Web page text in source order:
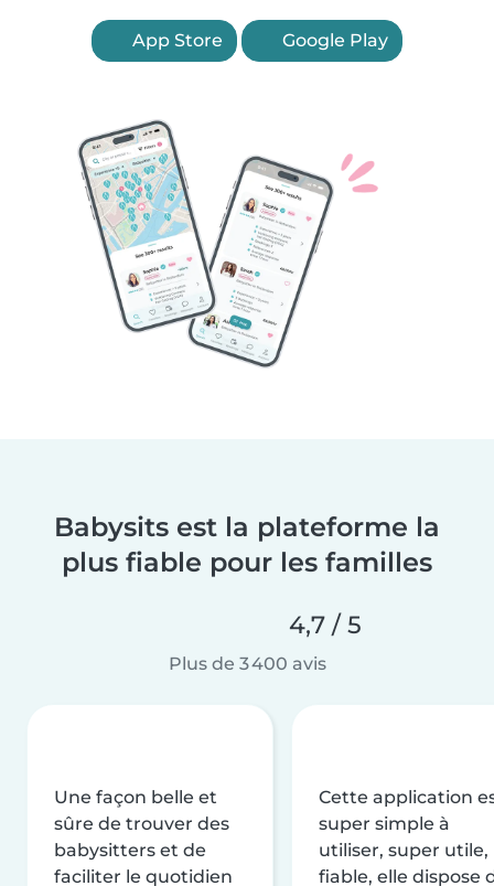
App Store Google Play
Babysits est la plateforme la
plus fiable pour les familles
4,7 / 5
Plus de 3 400 avis
Une façon belle et
sûre de trouver des
babysitters et de
faciliter le quotidien
Cette application
super simple à
utiliser, super utile,
fiable, elle dispose